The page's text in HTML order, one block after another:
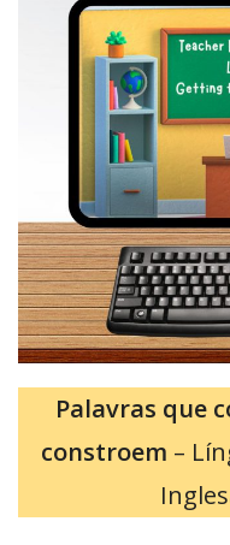
Palavras que
constroem –